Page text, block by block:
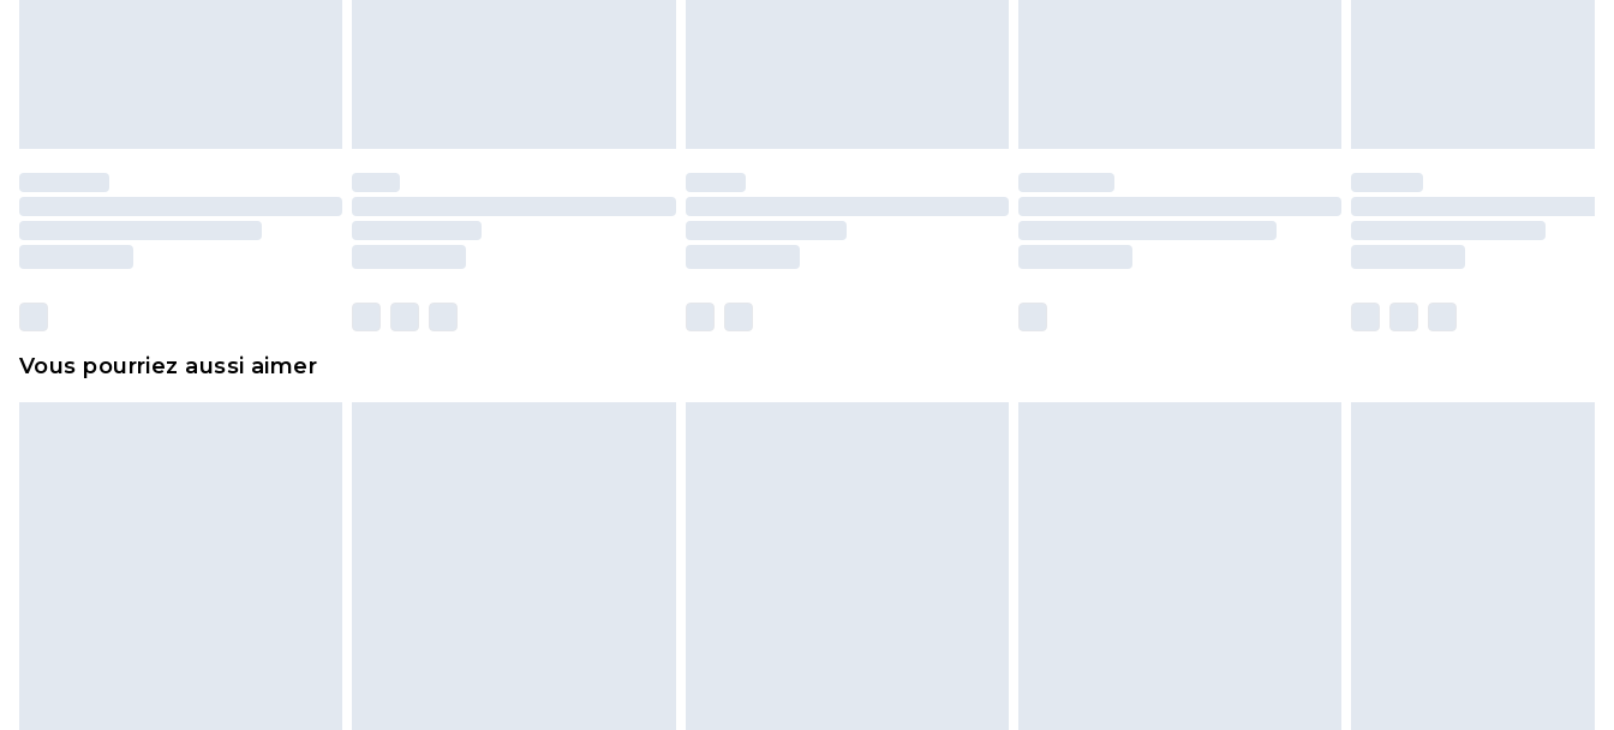
Vous pourriez aussi aimer